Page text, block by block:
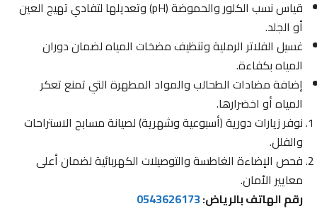
قياس نسب الكلور والحموضة (pH) وتعديلها لتفادي تهيج العين
أو الجلد.
غسيل الفلاتر الرملية وتنظيف مضخات المياه لضمان دوران
المياه بكفاءة.
إضافة مضادات الطحالب والمواد المطهرة التي تمنع تعكر
المياه أو اخضرارها.
نوفر زيارات دورية (أسبوعية وشهرية) لصيانة مسابح الاستراحات
والفلل.
فحص الإضاءة الغاطسة والتوصيلات الكهربائية لضمان أعلى
معايير الأمان.
رقم الهاتف بالرياض:0543626173